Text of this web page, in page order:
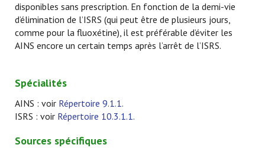
disponibles sans prescription. En fonction de la demi-vie
d’élimination de l’ISRS (qui peut être de plusieurs jours,
comme pour la fluoxétine), il est préférable d’éviter les
AINS encore un certain temps après l’arrêt de l’ISRS.
Spécialités
AINS : voir Répertoire 9.1.1.
ISRS : voir Répertoire 10.3.1.1.
Sources spécifiques